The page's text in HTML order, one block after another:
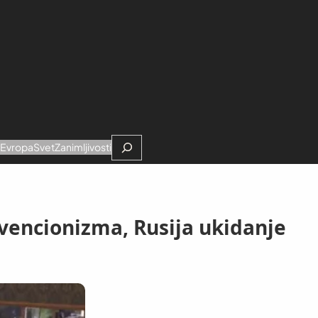
EvropaSvetZanimljivostiSearch
Rusija ukidanje